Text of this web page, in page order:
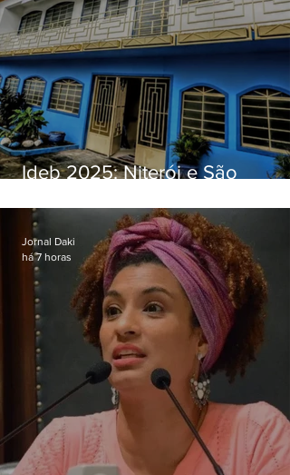
Ideb 2025: Niterói e São
distintos no ensino médio; veja
Jornal Daki
há 7 horas